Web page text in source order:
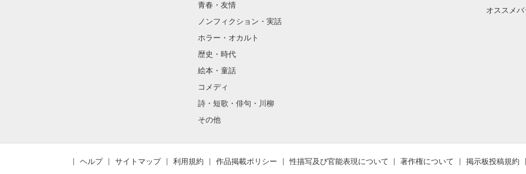
青春・友情
ノンフィクション・実話
ホラー・オカルト
歴史・時代
絵本・童話
コメディ
詩・短歌・俳句・川柳
その他
オススメ
ヘルプ サイトマップ 利用規約 作品掲載ポリシー 性描写及び官能表現について 著作権について 掲示板投稿規約